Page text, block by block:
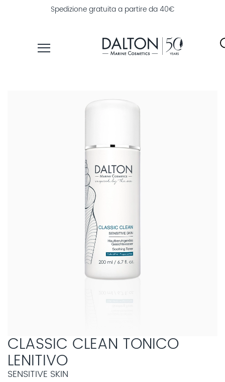
Spedizione gratuita a partire da 40€
CLASSIC CLEAN TONICO
LENITIVO
SENSITIVE SKIN